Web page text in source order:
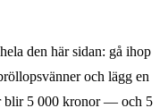
den här sidan: gå ihop
och lägg en
blir 5 000 kronor — och 5